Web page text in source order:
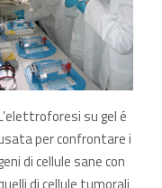
su gel é
per confrontare i
di cellule sane con